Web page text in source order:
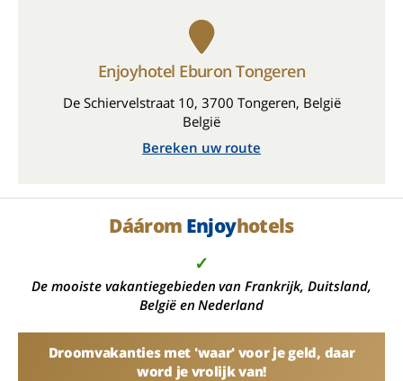
Enjoyhotel Eburon Tongeren
De Schiervelstraat 10, 3700 Tongeren, België
België
Bereken uw route
Dáárom Enjoyhotels
✓
De mooiste vakantiegebieden van Frankrijk, Duitsland,
België en Nederland
Droomvakanties met 'waar' voor je geld, daar
word je vrolijk van!